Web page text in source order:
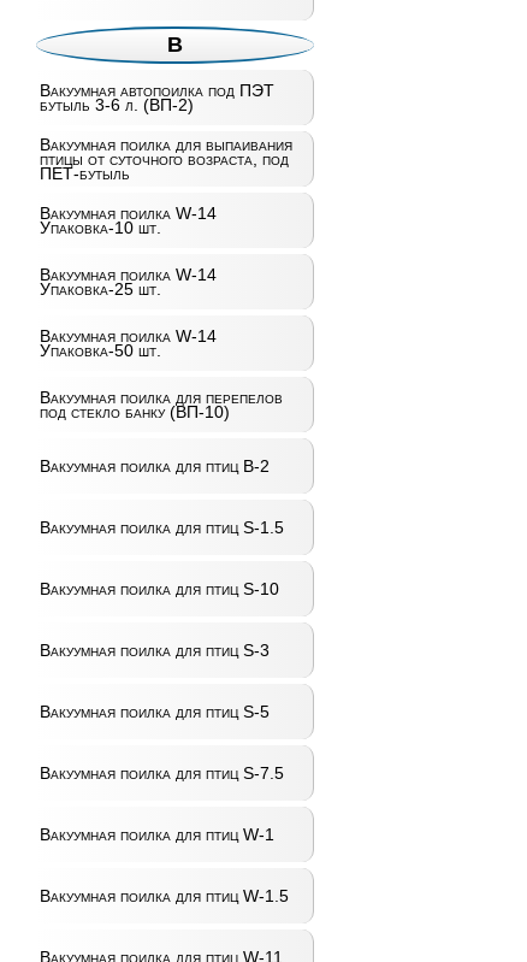
В
Вакуумная автопоилка под ПЭТ
бутыль 3-6 л. (ВП-2)
Вакуумная поилка для выпаивания
птицы от суточного возраста, под
ПЕТ-бутыль
Вакуумная поилка W-14
Упаковка-10 шт.
Вакуумная поилка W-14
Упаковка-25 шт.
Вакуумная поилка W-14
Упаковка-50 шт.
Вакуумная поилка для перепелов
под стекло банку (ВП-10)
Вакуумная поилка для птиц B-2
Вакуумная поилка для птиц S-1.5
Вакуумная поилка для птиц S-10
Вакуумная поилка для птиц S-3
Вакуумная поилка для птиц S-5
Вакуумная поилка для птиц S-7.5
Вакуумная поилка для птиц W-1
Вакуумная поилка для птиц W-1.5
Вакуумная поилка для птиц W-11